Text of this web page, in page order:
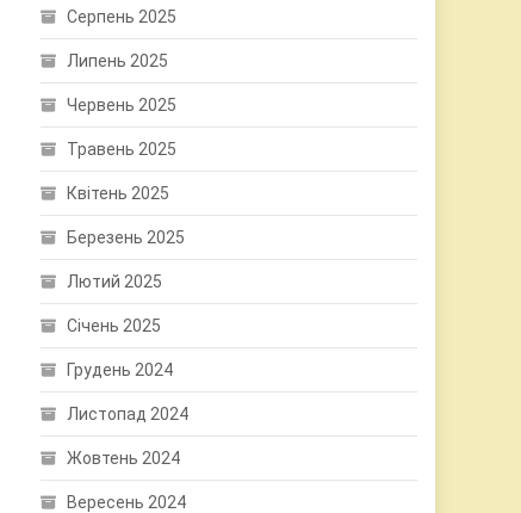
Серпень 2025
Липень 2025
Червень 2025
Травень 2025
Квітень 2025
Березень 2025
Лютий 2025
Січень 2025
Грудень 2024
Листопад 2024
Жовтень 2024
Вересень 2024